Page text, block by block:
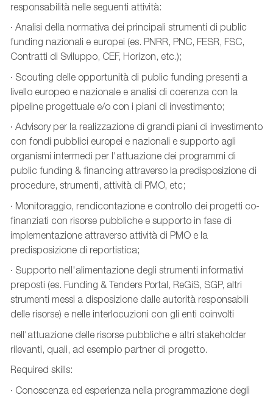
responsabilità nelle seguenti attività:
· Analisi della normativa dei principali strumenti di public
funding nazionali e europei (es. PNRR, PNC, FESR, FSC,
Contratti di Sviluppo, CEF, Horizon, etc.);
· Scouting delle opportunità di public funding presenti a
livello europeo e nazionale e analisi di coerenza con la
pipeline progettuale e/o con i piani di investimento;
· Advisory per la realizzazione di grandi piani di investimento
con fondi pubblici europei e nazionali e supporto agli
organismi intermedi per l'attuazione dei programmi di
public funding & financing attraverso la predisposizione di
procedure, strumenti, attività di PMO, etc;
· Monitoraggio, rendicontazione e controllo dei progetti co-
finanziati con risorse pubbliche e supporto in fase di
implementazione attraverso attività di PMO e la
predisposizione di reportistica;
· Supporto nell'alimentazione degli strumenti informativi
preposti (es. Funding & Tenders Portal, ReGiS, SGP, altri
strumenti messi a disposizione dalle autorità responsabili
delle risorse) e nelle interlocuzioni con gli enti coinvolti
nell'attuazione delle risorse pubbliche e altri stakeholder
rilevanti, quali, ad esempio partner di progetto.
Required skills:
· Conoscenza ed esperienza nella programmazione degli